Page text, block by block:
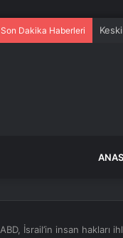
Son Dakika Haberleri
ABD, İsrail’in insan hakları